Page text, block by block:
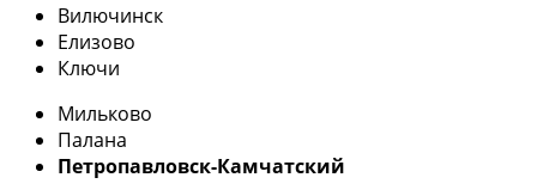
Вилючинск
Елизово
Ключи
Мильково
Палана
Петропавловск-Камчатский